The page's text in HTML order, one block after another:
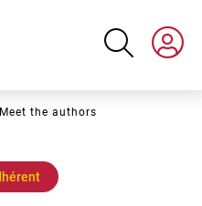
Meet the authors